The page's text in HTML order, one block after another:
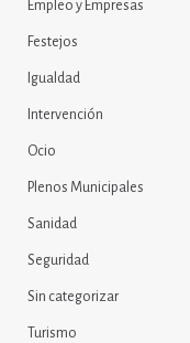
Empleo y Empresas
Festejos
Igualdad
Intervención
Ocio
Plenos Municipales
Sanidad
Seguridad
Sin categorizar
Turismo